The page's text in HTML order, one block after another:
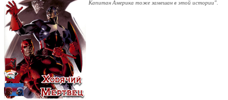
Капитан Америка тоже замешан в этой истории".